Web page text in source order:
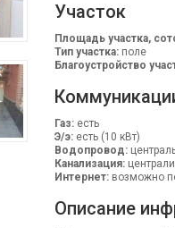
Участок
Площадь участка,
Тип участка:поле
Благоустройство
Газ:есть
Э/э:есть (10 кВт)
Водопровод:
Канализация:
Интернет:возможно
Описание